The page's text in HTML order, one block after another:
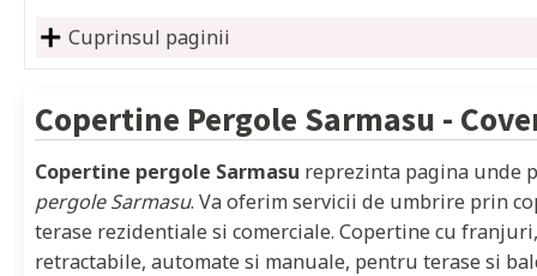
Cuprinsul paginii
Copertine Pergole Sarmasu -
Copertine pergole Sarmasu reprezinta pagina unde
pergole Sarmasu. Va oferim servicii de umbrire prin
terase rezidentiale si comerciale. Copertine cu
retractabile, automate si manuale, pentru terase si